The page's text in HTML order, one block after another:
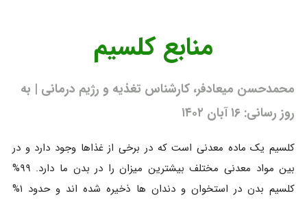
منابع کلسیم
محمدحسن میعادفر، کارشناس تغذیه و رژیم درمانی | به
روز رسانی: ۱۶ آبان ۱۴۰۲
کلسیم یک ماده معدنی است که در برخی از غذاها وجود دارد و در
بین مواد معدنی مختلف بیشترین میزان را در بدن ما دارد. ۹۹%
کلسیم بدن در استخوان و دندان ها ذخیره شده اند و حدود ۱%